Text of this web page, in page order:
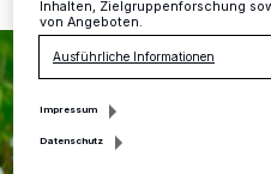
Inhalten, Zielgruppenforschung
von Angeboten.
Ausführliche Informationen
Impressum
Datenschutz